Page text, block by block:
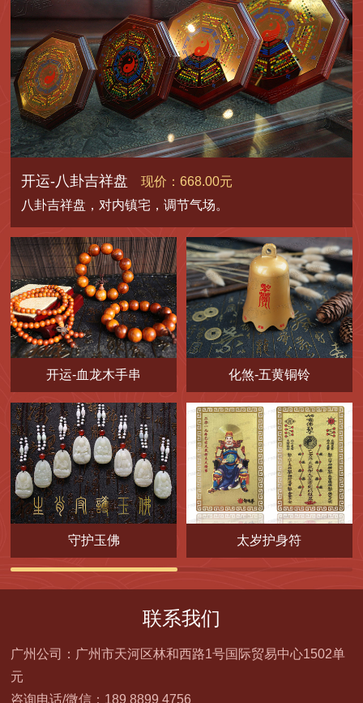
开运-八卦吉祥盘
现价：668.00元
八卦吉祥盘，对内镇宅，调节气场。
开运-血龙木手串 化煞-五黄铜铃
守护玉佛 太岁护身符
联系我们
广州公司：广州市天河区林和西路1号国际贸易中心1502单
元
咨询电话/微信：189 8899 4756